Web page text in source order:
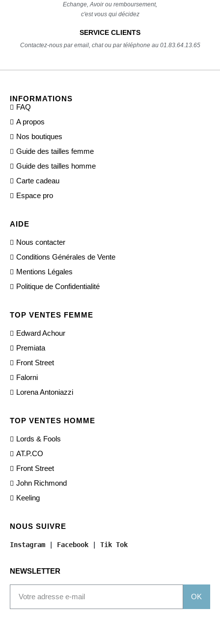
Echange, Avoir ou remboursement,
c'est vous qui décidez
SERVICE CLIENTS
Contactez-nous par email, chat ou par téléphone au 01.83.64.13.65
INFORMATIONS
FAQ
A propos
Nos boutiques
Guide des tailles femme
Guide des tailles homme
Carte cadeau
Espace pro
AIDE
Nous contacter
Conditions Générales de Vente
Mentions Légales
Politique de Confidentialité
TOP VENTES FEMME
Edward Achour
Premiata
Front Street
Falorni
Lorena Antoniazzi
TOP VENTES HOMME
Lords & Fools
AT.P.CO
Front Street
John Richmond
Keeling
NOUS SUIVRE
Instagram Facebook Tik Tok
NEWSLETTER
OK